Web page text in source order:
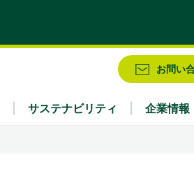
お問い
サステナビリティ 企業情報